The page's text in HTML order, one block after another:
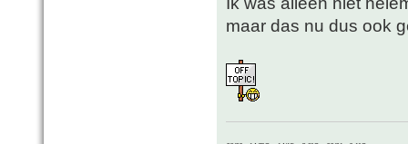
maar das nu dus ook